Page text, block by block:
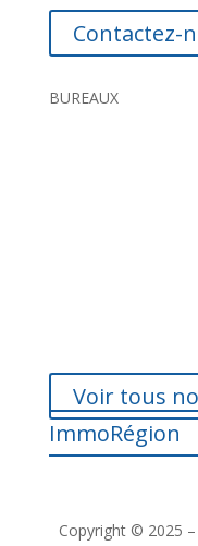
Contactez-
BUREAUX
Voir tous
ImmoRégion
Copyright © 2025